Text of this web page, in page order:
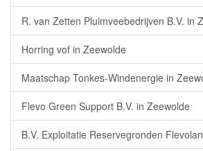
R. van Zetten Pluimveebedrijven B.V. in
Horring vof in Zeewolde
Maatschap Tonkes-Windenergie in
Flevo Green Support B.V. in Zeewolde
B.V. Exploitatie Reservegronden